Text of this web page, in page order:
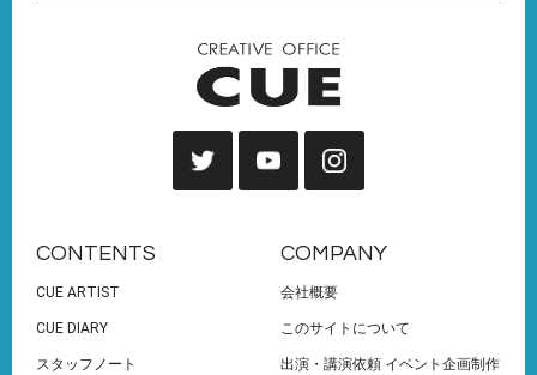
CONTENTS
CUE ARTIST
CUE DIARY
スタッフノート
COMPANY
会社概要
このサイトについて
出演・講演依頼 イベント企画制作